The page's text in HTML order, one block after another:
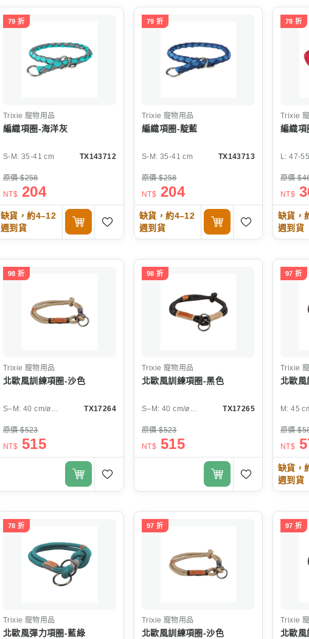
79 折
Trixie 寵物用品
編織項圈-海洋灰
S-M: 35-41 cm TX143712
原價 $258
NT$ 204
缺貨，約4–12
週到貨
79 折
Trixie 寵物用品
編織項圈-靛藍
S-M: 35-41 cm TX143713
原價 $258
NT$ 204
缺貨，約4–12
週到貨
78 折
Trixie
編織項
L: 47-
原價
NT$
缺貨，
週到貨
98 折
Trixie 寵物用品
北歐風訓練項圈-沙色
TX17264
原價 $523
NT$ 515
98 折
Trixie 寵物用品
北歐風訓練項圈-黑色
TX17265
原價 $523
NT$ 515
97 折
Trixie
北歐
原價
NT$
缺貨，
週到貨
78 折
Trixie 寵物用品
北歐風彈力項圈-藍綠
97 折
Trixie 寵物用品
北歐風訓練項圈-沙色
97 折
Trixie
北歐